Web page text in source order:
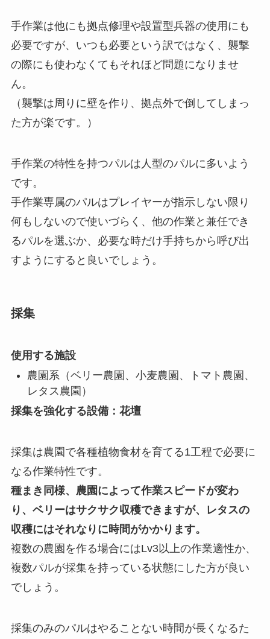
手作業は他にも拠点修理や設置型兵器の使用にも
必要ですが、いつも必要という訳ではなく、襲撃
の際にも使わなくてもそれほど問題になりませ
ん。
（襲撃は周りに壁を作り、拠点外で倒してしまっ
た方が楽です。）
手作業の特性を持つパルは人型のパルに多いよう
です。
手作業専属のパルはプレイヤーが指示しない限り
何もしないので使いづらく、他の作業と兼任でき
るパルを選ぶか、必要な時だけ手持ちから呼び出
すようにすると良いでしょう。
採集
使用する施設
農園系（ベリー農園、小麦農園、トマト農園、
レタス農園）
採集を強化する設備：花壇
採集は農園で各種植物食材を育てる1工程で必要に
なる作業特性です。
種まき同様、農園によって作業スピードが変わ
り、ベリーはサクサク収穫できますが、レタスの
収穫にはそれなりに時間がかかります。
複数の農園を作る場合にはLv3以上の作業適性か、
複数パルが採集を持っている状態にした方が良い
でしょう。
採集のみのパルはやることない時間が長くなるた